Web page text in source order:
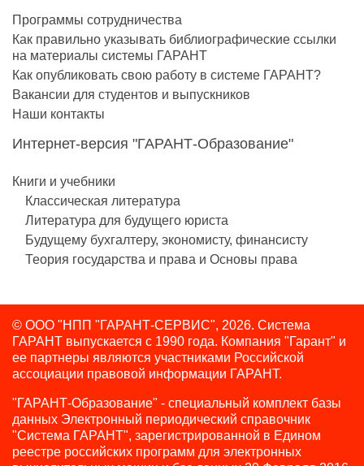
Программы сотрудничества
Как правильно указывать библиографические ссылки
на материалы системы ГАРАНТ
Как опубликовать свою работу в системе ГАРАНТ?
акансии для студентов и выпускнико
Наши контакты
Интернет-версия "ГАРАНТ-Образование"
Книги и учебники
Классическая литература
Литература для будущего юриста
Будущему бухгалтеру, экономисту, финансисту
Теория государства и права и Основы права
© ООО "НПП "ГАРАНТ-СЕРВИС", 2026. Система
ГАРАНТ выпускается с 1990 года. Компания "Гарант" и
ее партнеры являются участниками Российской
ассоциации правовой информации ГАРАНТ.
"ГАРАНТ-Образование" - специальный комплект базы
данных Электронный периодический справочник
"Система ГАРАНТ", зарегистрированной в Едином
реестре российских программ для электронных